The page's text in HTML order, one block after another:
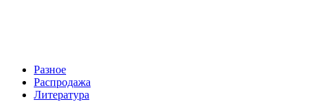
Разное
Распродажа
Литература